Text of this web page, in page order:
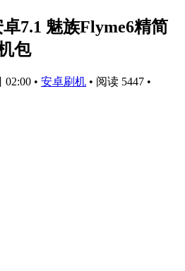
卓7.1 魅族Flyme6精简
包
02:00 • 安卓刷机 • 阅读 5447 •